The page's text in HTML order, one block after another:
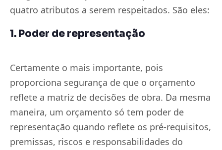
quatro atributos a serem respeitados. São eles:
1. Poder de representação
Certamente o mais importante, pois
proporciona segurança de que o orçamento
reflete a matriz de decisões de obra. Da mesma
maneira, um orçamento só tem poder de
representação quando reflete os pré-requisitos,
premissas, riscos e responsabilidades do